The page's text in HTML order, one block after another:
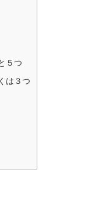
５つ
は３つ